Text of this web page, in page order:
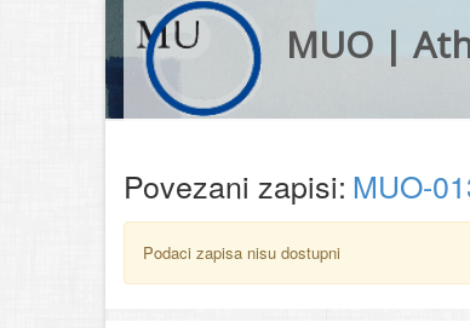
MUO |
Povezani zapisi: MUO-
Podaci zapisa nisu dostupni